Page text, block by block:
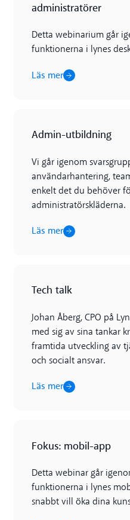
administratörer
Detta webinarium går
funktionerna i lynes
Läs mer
Admin-utbildning
Vi går igenom
användarhantering,
enkelt det du behöver
administratörskläderna.
Läs mer
Tech talk
Johan Åberg, CPO på
med sig av sina tankar
framtida utveckling av
och socialt ansvar.
Läs mer
Fokus: mobil-app
Detta webinar går
funktionerna i lynes
snabbt vill öka dina